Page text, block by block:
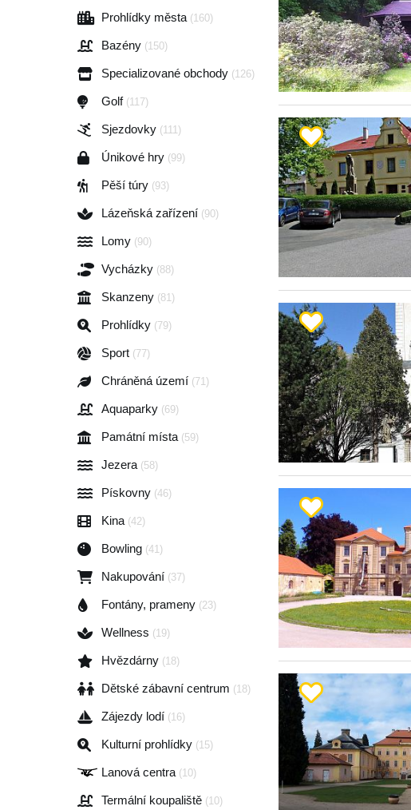
Prohlídky města (160)
Bazény (150)
Specializované obchody (126)
Golf (117)
Sjezdovky (111)
Únikové hry (99)
Pěší túry (93)
Lázeňská zařízení (90)
Lomy (90)
Vycházky (88)
Skanzeny (81)
Prohlídky (79)
Sport (77)
Chráněná území (71)
Aquaparky (69)
Památní místa (59)
Jezera (58)
Pískovny (46)
Kina (42)
Bowling (41)
Nakupování (37)
Fontány, prameny (23)
Wellness (19)
Hvězdárny (18)
Dětské zábavní centrum (18)
Zájezdy lodí (16)
Kulturní prohlídky (15)
Lanová centra (10)
Termální koupaliště (10)